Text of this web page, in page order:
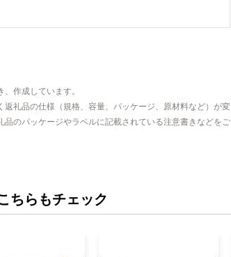
作成しています。
礼品の仕様（規格、容量、パッケージ、原材料など）が変
のパッケージやラベルに記載されている注意書きなどをご
ちらもチェック